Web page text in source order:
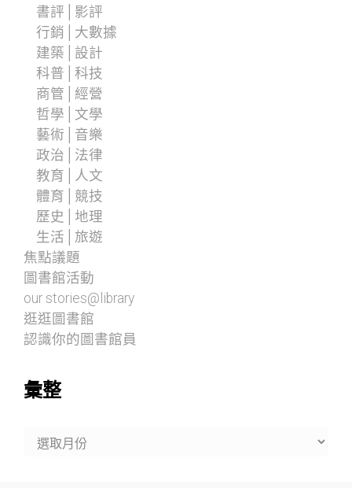
書評│影評
行銷│大數據
建築│設計
科普│科技
商管│經營
哲學│文學
藝術│音樂
政治│法律
教育│人文
體育│競技
歷史│地理
生活│旅遊
焦點議題
圖書館活動
our stories@library
逛逛圖書館
認識你的圖書館員
彙整